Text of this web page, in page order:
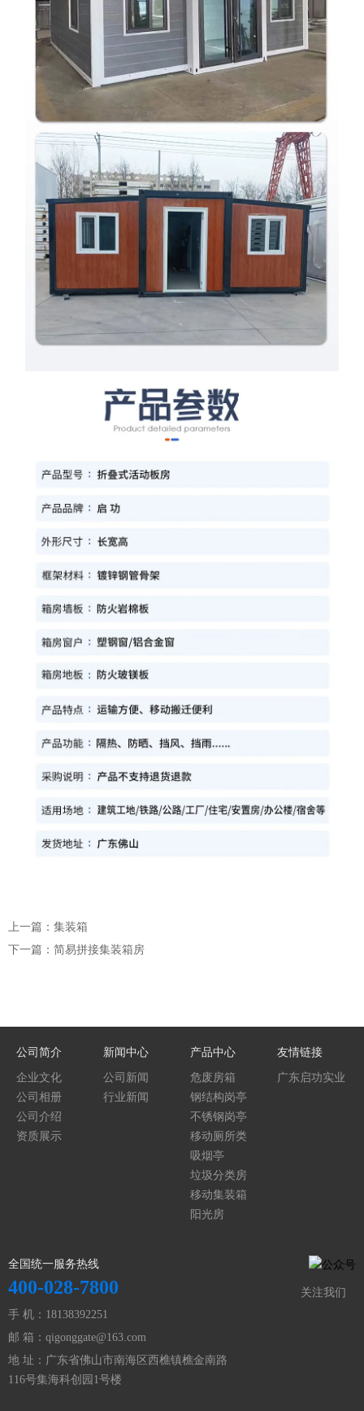
上一篇：集装箱
下一篇：简易拼接集装箱房
公司简介
企业文化
公司相册
公司介绍
资质展示
新闻中心
公司新闻
行业新闻
产品中心
危废房箱
钢结构岗亭
不锈钢岗亭
移动厕所类
吸烟亭
垃圾分类房
移动集装箱
阳光房
友情链接
广东启功实业
全国统一服务热线
400-028-7800
手 机：18138392251
邮 箱：qigonggate@163.com
地 址：广东省佛山市南海区西樵镇樵金南路
116号集海科创园1号楼
关注我们